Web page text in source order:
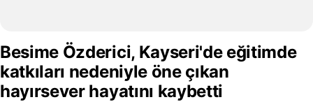
Besime Özderici, Kayseri'de eğitimde
katkıları nedeniyle öne çıkan
hayırsever hayatını kaybetti